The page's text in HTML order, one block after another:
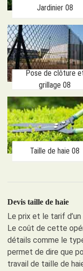
Jardinier 08
Pose de clôture
grillage 08
Taille de haie 08
Devis taille de haie
Le prix et le tarif
Le coût de cette
détails comme le
permet de dire que
travail de taille de